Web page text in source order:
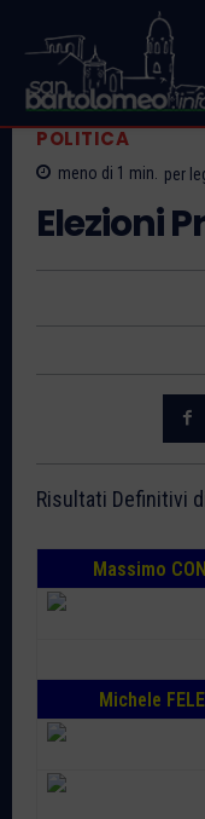
POLITICA
meno di 1 min. per
Elezioni
Risultati Definitivi
Massimo
Michele